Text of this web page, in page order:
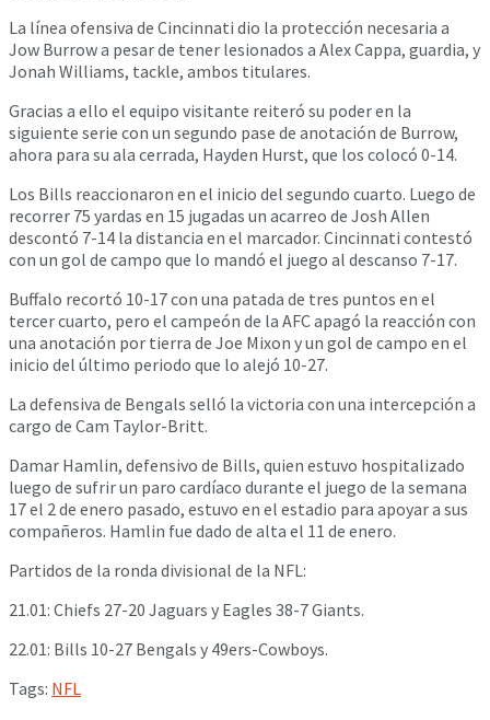
La línea ofensiva de Cincinnati dio la protección necesaria a
Jow Burrow a pesar de tener lesionados a Alex Cappa, guardia, y
Jonah Williams, tackle, ambos titulares.
Gracias a ello el equipo visitante reiteró su poder en la
siguiente serie con un segundo pase de anotación de Burrow,
ahora para su ala cerrada, Hayden Hurst, que los colocó 0-14.
Los Bills reaccionaron en el inicio del segundo cuarto. Luego de
recorrer 75 yardas en 15 jugadas un acarreo de Josh Allen
descontó 7-14 la distancia en el marcador. Cincinnati contestó
con un gol de campo que lo mandó el juego al descanso 7-17.
Buffalo recortó 10-17 con una patada de tres puntos en el
tercer cuarto, pero el campeón de la AFC apagó la reacción con
una anotación por tierra de Joe Mixon y un gol de campo en el
inicio del último periodo que lo alejó 10-27.
La defensiva de Bengals selló la victoria con una intercepción a
cargo de Cam Taylor-Britt.
Damar Hamlin, defensivo de Bills, quien estuvo hospitalizado
luego de sufrir un paro cardíaco durante el juego de la semana
17 el 2 de enero pasado, estuvo en el estadio para apoyar a sus
compañeros. Hamlin fue dado de alta el 11 de enero.
Partidos de la ronda divisional de la NFL:
21.01: Chiefs 27-20 Jaguars y Eagles 38-7 Giants.
22.01: Bills 10-27 Bengals y 49ers-Cowboys.
Tags: NFL